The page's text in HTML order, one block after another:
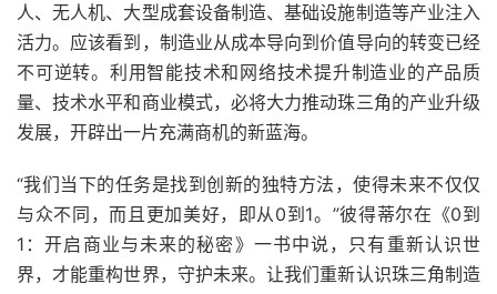
人、无人机、大型成套设备制造、基础设施制造等产业注入
活力。应该看到，制造业从成本导向到价值导向的转变已经
不可逆转。利用智能技术和网络技术提升制造业的产品质
量、技术水平和商业模式，必将大力推动珠三角的产业升级
发展，开辟出一片充满商机的新蓝海。
“我们当下的任务是找到创新的独特方法，使得未来不仅仅
与众不同，而且更加美好，即从0到1。”彼得蒂尔在《0到
1：开启商业与未来的秘密》一书中说，只有重新认识世
界，才能重构世界，守护未来。让我们重新认识珠三角制造